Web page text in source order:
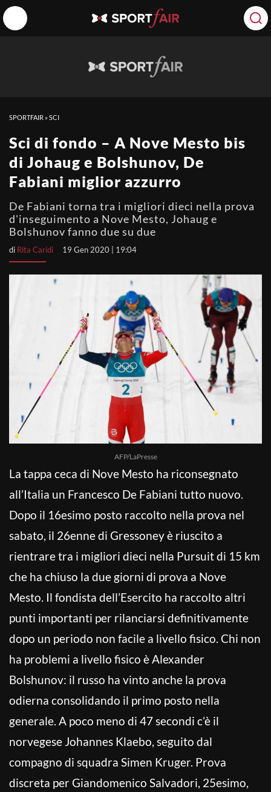
SPORTFAIR »SCI
Sci di fondo – A Nove Mesto bis
di Johaug e Bolshunov, De
Fabiani miglior azzurro
De Fabiani torna tra i migliori dieci nella prova
d'inseguimento a Nove Mesto, Johaug e
Bolshunov fanno due su due
di Rita Caridi 19 Gen 2020 | 19:04
AFP/LaPresse
La tappa ceca di Nove Mesto ha riconsegnato
all’Italia un Francesco De Fabiani tutto nuovo.
Dopo il 16esimo posto raccolto nella prova nel
sabato, il 26enne di Gressoney è riuscito a
rientrare tra i migliori dieci nella Pursuit di 15 km
che ha chiuso la due giorni di prova a Nove
Mesto. Il fondista dell’Esercito ha raccolto altri
punti importanti per rilanciarsi definitivamente
dopo un periodo non facile a livello fisico. Chi non
ha problemi a livello fisico è Alexander
Bolshunov: il russo ha vinto anche la prova
odierna consolidando il primo posto nella
generale. A poco meno di 47 secondi c’è il
norvegese Johannes Klaebo, seguito dal
compagno di squadra Simen Kruger. Prova
discreta per Giandomenico Salvadori, 25esimo,